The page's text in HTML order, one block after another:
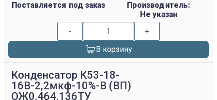
Поставляется под заказ
Производитель:
Не указан
-
+
В корзину
Конденсатор К53-18-
16В-2,2мкф-10%-В (ВП)
ОЖ0.464.136ТУ